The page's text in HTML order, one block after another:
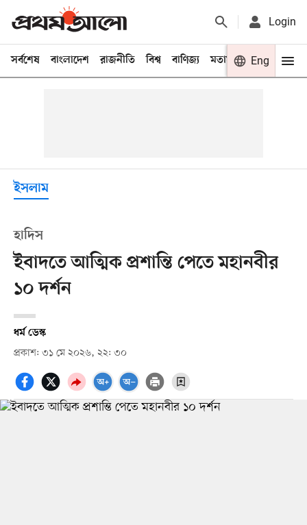
Login
সর্বশেষ বাংলাদেশ রাজনীতি বিশ্ব বাণিজ্য মতামত খেলা
Eng
ইসলাম
হাদিস
ইবাদতে আত্মিক প্রশান্তি পেতে মহানবীর
১০ দর্শন
ধর্ম ডেস্ক
প্রকাশ: ৩১ মে ২০২৬, ২২: ৩০